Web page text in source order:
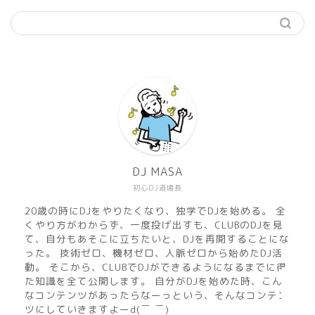
初心DJ道場長
DJ MASA
20歳の時にDJをやりたくなり、独学でDJを始める。 全
くやり方がわからず、一度投げ出すも、CLUBのDJを見
て、自分もあそこに立ちたいと、DJを再開することにな
った。 技術ゼロ、機材ゼロ、人脈ゼロから始めたDJ活
動。 そこから、CLUBでDJができるようになるまでに得
た知識を全て公開します。 自分がDJを始めた時、こん
なコンテンツがあったらなーっという、そんなコンテン
ツにしていきますよーd(￣ ￣)
マサのおすすめMusic
DJ MASA Mix